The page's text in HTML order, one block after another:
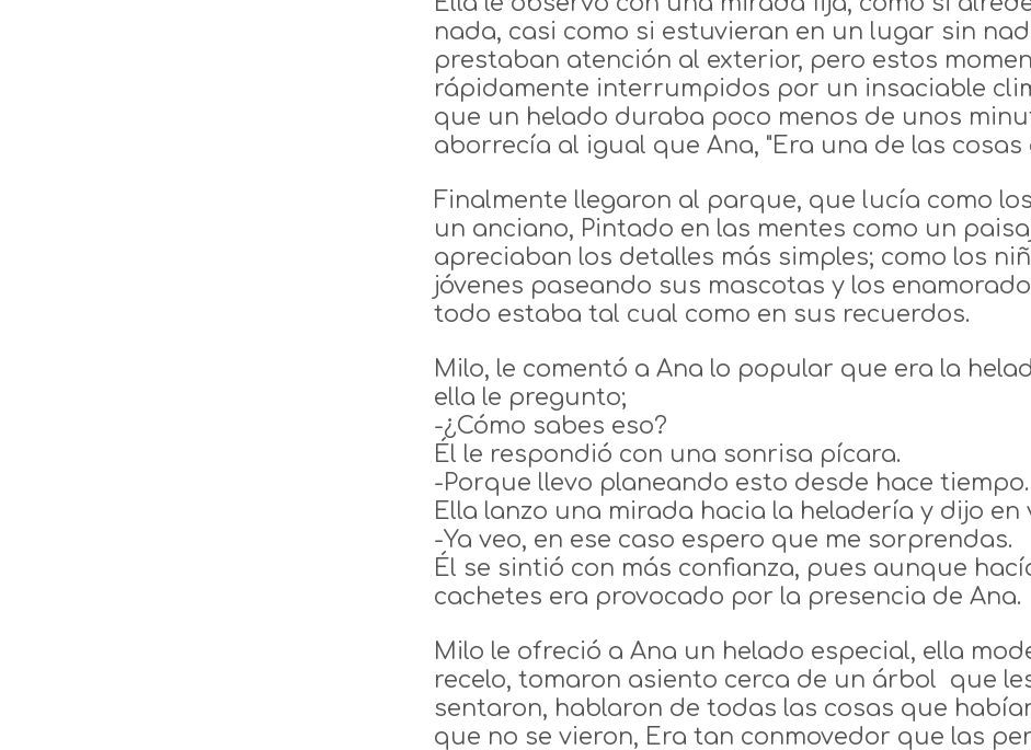
nada, casi como si estuvieran en un lugar sin
prestaban atención al exterior, pero estos
rápidamente interrumpidos por un insaciable
que un helado duraba poco menos de unos
aborrecía al igual que Ana, "Era una de las cosas
Finalmente llegaron al parque, que lucía como
un anciano, Pintado en las mentes como un
apreciaban los detalles más simples; como los
jóvenes paseando sus mascotas y los
todo estaba tal cual como en sus recuerdos.
Milo, le comentó a Ana lo popular que era la
ella le pregunto;
-¿Cómo sabes eso?
Él le respondió con una sonrisa pícara.
-Porque llevo planeando esto desde hace tiempo.
Ella lanzo una mirada hacia la heladería y dijo en
-Ya veo, en ese caso espero que me sorprendas.
Él se sintió con más confianza, pues aunque
cachetes era provocado por la presencia de Ana.
Milo le ofreció a Ana un helado especial, ella
recelo, tomaron asiento cerca de un árbol que
sentaron, hablaron de todas las cosas que
que no se vieron, Era tan conmovedor que las